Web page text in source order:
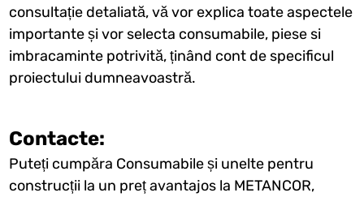
consultație detaliată, vă vor explica toate aspectele
importante și vor selecta consumabile, piese si
imbracaminte potrivită, ținând cont de specificul
proiectului dumneavoastră.
Contacte:
Puteți cumpăra Consumabile și unelte pentru
construcții la un preț avantajos la METANCOR,